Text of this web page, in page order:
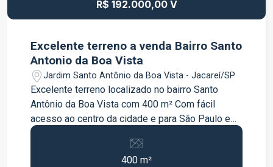
R$ 192.000,00 V
Excelente terreno a venda Bairro Santo
Antonio da Boa Vista
Jardim Santo Antônio da Boa Vista - Jacareí/SP
Excelente terreno localizado no bairro Santo
Antônio da Boa Vista com 400 m² Com fácil
acesso ao centro da cidade e para São Paulo e
Rio de Janeiro pelas Rodovias Presidente Dutra
e Carvalho Pinto. Agende uma visita com nossos
400 m²